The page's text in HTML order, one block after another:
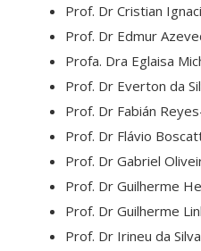
Prof. Dr Cristian
Prof. Dr Edmur
Profa. Dra Eglaisa
Prof. Dr Everton da
Prof. Dr Fabián
Prof. Dr Flávio
Prof. Dr Gabriel
Prof. Dr Guilherme
Prof. Dr Guilherme
Prof. Dr Irineu da